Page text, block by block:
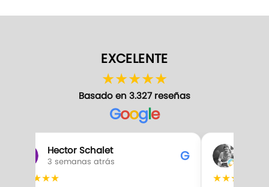
EXCELENTE
★★★★★
Basado en 3.327 reseñas
Google
Hector Schalet
3 semanas atrás G
★★★
★★★